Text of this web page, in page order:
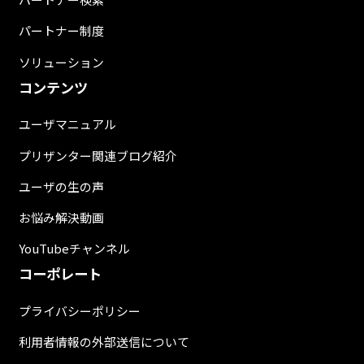
パートナー制度
ソリューション
コンテンツ
ユーザマニュアル
プリザンター関連ブログ紹介
ユーザの生の声
お悩み解決動画
YouTubeチャンネル
コーポレート
プライバシーポリシー
利用者情報の外部送信について